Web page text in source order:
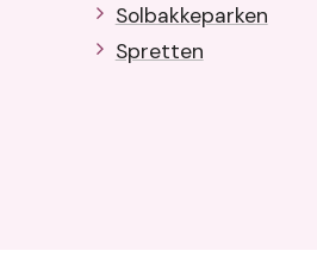
Solbakkeparken
Spretten